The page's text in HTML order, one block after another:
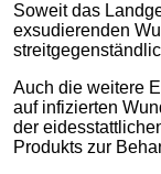
Soweit das
exsudierenden
Auch die weitere
auf infizierten
der
Produkts zur